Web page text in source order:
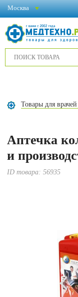
Москва
Товары для
Аптечка
и
ID товара:56935